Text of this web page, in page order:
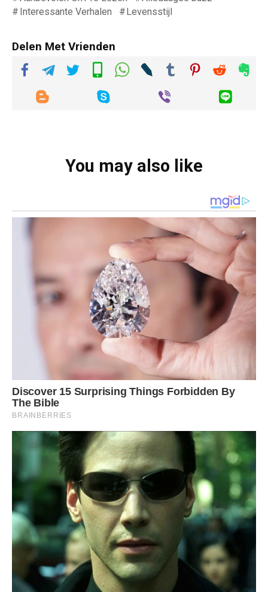
Interessante Verhalen
Levensstijl
Delen Met Vrienden
You may also like